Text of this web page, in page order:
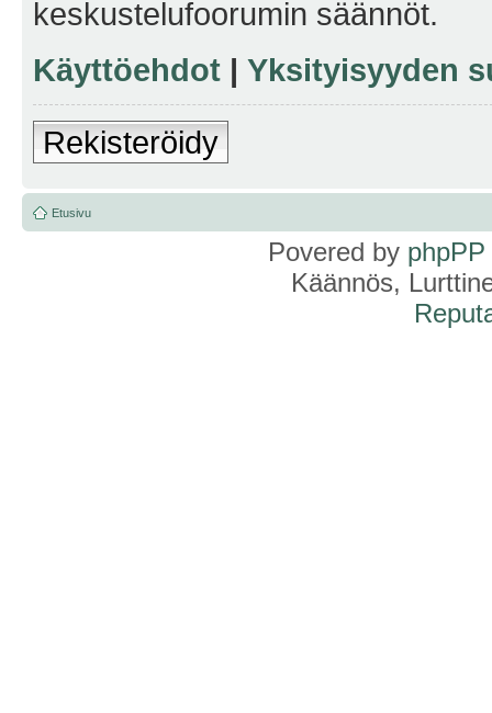
keskustelufoorumin säännöt.
Käyttöehdot | Yksityisyyden
Rekisteröidy
Etusivu
Povered by phpPP
Käännös,